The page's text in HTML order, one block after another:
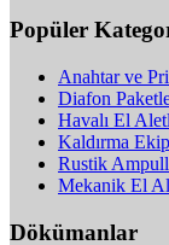
Popüler
Anahtar ve
Diafon
Havalı El
Kaldırma
Rustik
Mekanik El
Dökümanlar